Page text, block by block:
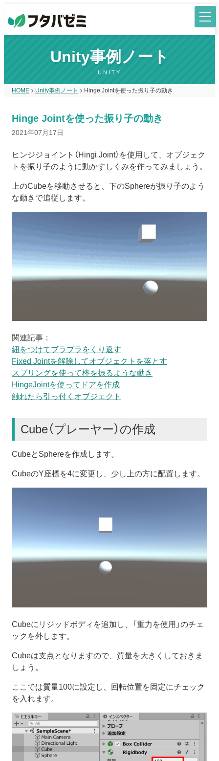
Unity事例ノート
UNITY
HOME Unity事例ノート Hinge Jointを使った振り子の動き
Hinge Jointを使った振り子の動き
2021年07月17日
ヒンジジョイント（Hingi Joint）を使用して、オブジェク
トを振り子のように動かすしくみを作ってみましょう。
上のCubeを移動させると、下のSphereが振り子のよう
な動きで追従します。
関連記事：
紐をつけてブラブラをくり返す
Fixed Jointを解除してオブジェクトを落とす
スプリングを使って棒を振るような動き
HingeJointを使ってドアを作成
触れたら引っ付くオブジェクト
Cube（プレーヤー）の作成
CubeとSphereを作成します。
CubeのY座標を4に変更し、少し上の方に配置します。
Cubeにリジッドボディを追加し、「重力を使用」のチェ
ックを外します。
Cubeは支点となりますので、質量を大きくしておきま
しょう。
ここでは質量100に設定し、回転位置を固定にチェック
を入れます。